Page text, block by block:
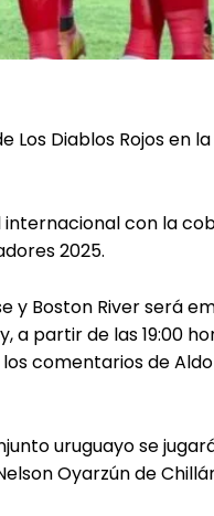
Diablos Rojos en
con la
2025.
y Boston River será
a partir de las 19:00
comentarios de
uruguayo se
Oyarzún de